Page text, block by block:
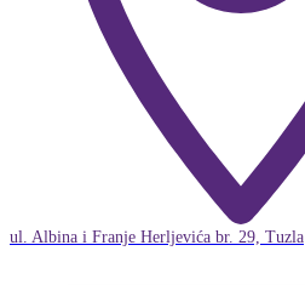
ul. Albina i Franje Herljevića br. 29, Tuzla